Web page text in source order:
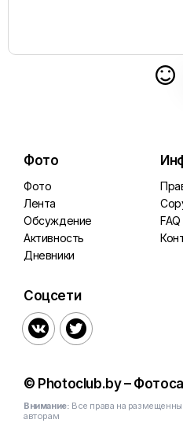

Фото
Фото
Лента
Обсуждение
Активность
Дневники
FAQ
Соцсети
 
© Photoclub.by –
Внимание: Все права на
авторам